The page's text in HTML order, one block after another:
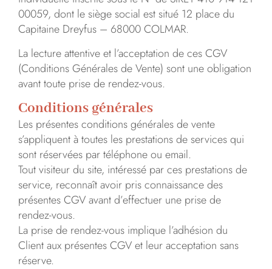
00059, dont le siège social est situé 12 place du
Capitaine Dreyfus – 68000 COLMAR.
La lecture attentive et l’acceptation de ces CGV
(Conditions Générales de Vente) sont une obligation
avant toute prise de rendez-vous.
Conditions générales
Les présentes conditions générales de vente
s’appliquent à toutes les prestations de services qui
sont réservées par téléphone ou email.
Tout visiteur du site, intéressé par ces prestations de
service, reconnaît avoir pris connaissance des
présentes CGV avant d’effectuer une prise de
rendez-vous.
La prise de rendez-vous implique l’adhésion du
Client aux présentes CGV et leur acceptation sans
réserve.